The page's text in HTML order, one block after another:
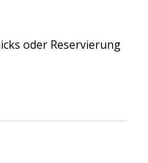
oder Reservierung